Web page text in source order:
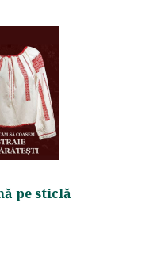
pe sticlă